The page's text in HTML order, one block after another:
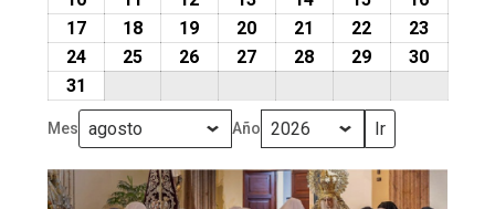
2026
2026
2026
2026
2026
2026
2026
agosto,
2026
agosto,
2026
agosto,
2026
agosto,
2026
agosto,
2026
agosto,
2026
1717
agosto,
1818
agosto,
19
agosto,
20
agosto,
21
agosto,
22
agosto,
23
2424
2026
2525
2026
26
2026
27
2026
28
2026
29
2026
30
31
agosto,
2026
Mes Año